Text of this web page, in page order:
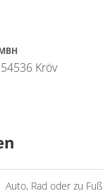
Kröv
Auto, Rad oder zu Fuß